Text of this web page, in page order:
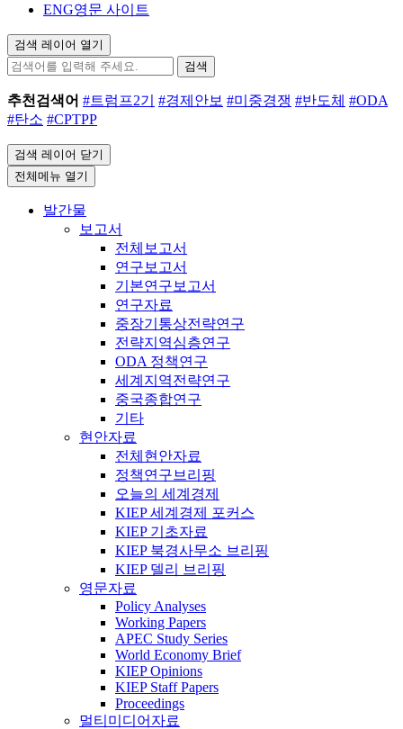
ENG영문 사이트
검색 레이어 열기
검색
추천검색어 #트럼프2기 #경제안보 #미중경쟁 #반도체 #ODA
#탄소 #CPTPP
검색 레이어 닫기
전체메뉴 열기
발간물
보고서
전체보고서
연구보고서
기본연구보고서
연구자료
중장기통상전략연구
전략지역심층연구
ODA 정책연구
세계지역전략연구
중국종합연구
기타
현안자료
전체현안자료
정책연구브리핑
오늘의 세계경제
KIEP 세계경제 포커스
KIEP 기초자료
KIEP 북경사무소 브리핑
KIEP 델리 브리핑
영문자료
Policy Analyses
Working Papers
APEC Study Series
World Economy Brief
KIEP Opinions
KIEP Staff Papers
Proceedings
멀티미디어자료